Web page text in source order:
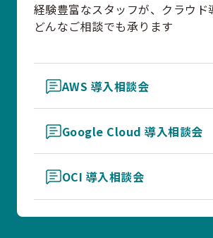
経験豊富なスタッフが、クラウド
どんなご相談でも承ります
AWS 導入相談会
Google Cloud 導入相談会
OCI 導入相談会